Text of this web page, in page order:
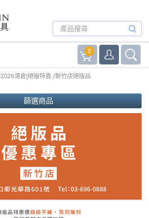
0
2026清倉|絕版特賣 新竹店絕版品
篩選商品